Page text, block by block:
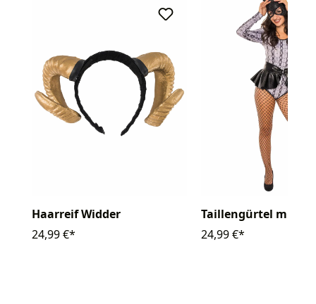
Haarreif Widder
24,99 €*
Taillengürtel mit
24,99 €*